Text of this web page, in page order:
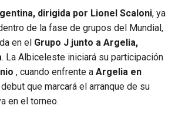
dirigida por Lionel Scaloni, ya
de la fase de grupos del Mundial,
en el Grupo J junto a Argelia,
. La Albiceleste iniciará su participación
, cuando enfrente a Argelia en
debut que marcará el arranque de su
en el torneo.